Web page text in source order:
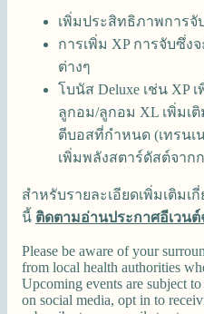
เพิ่มประสิทธิภาพการจั
การเพิ่ม XP การจับซึ่ง
ต่างๆ
โบนัส Deluxe เช่น XP
ลูกอม/ลูกอม XL เพิ่มเ
ตีบอสที่กำหนด (เทรนเ
เพิ่มพลังสตาร์ดัสต์จาก
สำหรับรายละเอียดเพิ่มเติมเ
นี้ ติดตามอ่านประกาศอีเวน
Please be aware of your
from local health authorities
Upcoming events are subject
on social media, opt in to